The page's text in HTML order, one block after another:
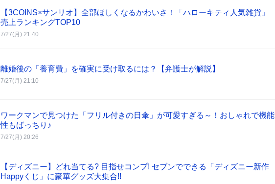
【3COINS×サンリオ】全部ほしくなるかわいさ！「ハローキティ人気雑貨」
売上ランキングTOP10
7/27(月) 21:40
離婚後の「養育費」を確実に受け取るには？【弁護士が解説】
7/27(月) 21:10
ワークマンで見つけた「フリル付きの日傘」が可愛すぎる～！おしゃれで機能
性もばっちり♪
7/27(月) 20:26
【ディズニー】どれ当てる? 目指せコンプ! セブンでできる「ディズニー新作
Happyくじ」に豪華グッズ大集合!!